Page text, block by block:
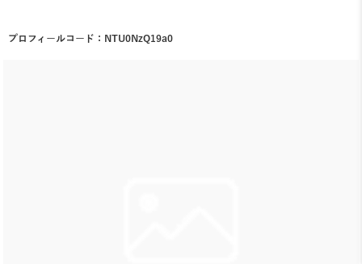
プロフィールコード： NTU0NzQ19a0